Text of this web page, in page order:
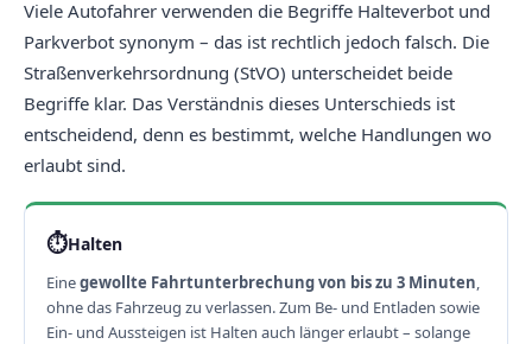
Viele Autofahrer verwenden die Begriffe Halteverbot und
Parkverbot synonym – das ist rechtlich jedoch falsch. Die
Straßenverkehrsordnung (StVO) unterscheidet beide
Begriffe klar. Das Verständnis dieses Unterschieds ist
entscheidend, denn es bestimmt, welche Handlungen wo
erlaubt sind.
⏱Halten
Einegewollte Fahrtunterbrechung von bis zu 3 Minuten,
ohne das Fahrzeug zu verlassen. Zum Be- und Entladen sowie
Ein- und Aussteigen ist Halten auch länger erlaubt – solange